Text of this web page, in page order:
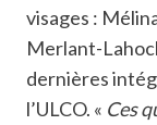
visages :
Merlant-
dernières
l’ULCO. « Ces